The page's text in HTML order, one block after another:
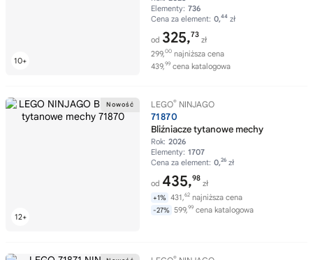
Elementy: 736
Cena za element: 0,44 zł
od 325,73
zł
299,00 najniższa cena
439,99 cena katalogowa
LEGO® NINJAGO
71870
Bliźniacze tytanowe mechy
Rok: 2026
Elementy: 1707
Cena za element: 0,26 zł
od 435,98
zł
+1% 431,62 najniższa cena
-27% 599,99 cena katalogowa
®